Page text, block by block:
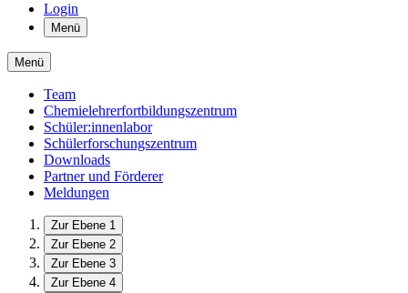
Login
Menü
Menü
Team
Chemielehrerfortbildungszentrum
Schüler:innenlabor
Schülerforschungszentrum
Downloads
Partner und Förderer
Meldungen
Zur Ebene 1
Zur Ebene 2
Zur Ebene 3
Zur Ebene 4